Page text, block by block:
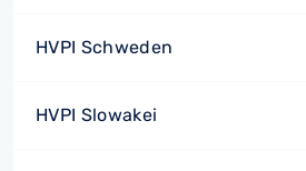
HVPI Schweden
HVPI Slowakei